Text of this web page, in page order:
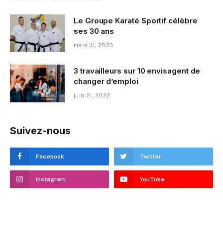
Le Groupe Karaté Sportif célèbre
ses 30 ans
mars 31, 2023
3 travailleurs sur 10 envisagent de
changer d’emploi
juin 21, 2022
Suivez-nous
Facebook Twitter
Instagram YouTube